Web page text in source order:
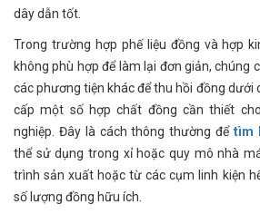
dây dẫn tốt.
Trong trường hợp phế liệu đồng và hợp
không phù hợp để làm lại đơn giản, chúng
các phương tiện khác để thu hồi đồng dưới
cấp một số hợp chất đồng cần thiết
nghiệp. Đây là cách thông thường để tìm
thể sử dụng trong xỉ hoặc quy mô nhà
trình sản xuất hoặc từ các cụm linh kiện
số lượng đồng hữu ích.